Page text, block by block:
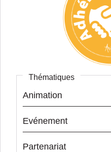
Thématiques
Animation
Evénement
Partenariat